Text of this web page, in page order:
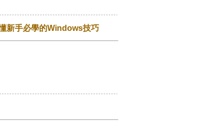
新手必學的Windows技巧